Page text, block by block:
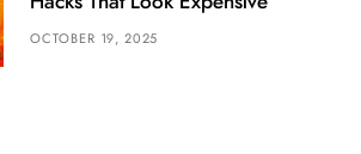
OCTOBER 19, 2025